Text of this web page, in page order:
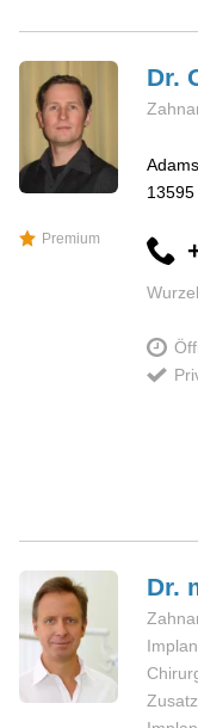
Premium
Dr.
13595
Dr.